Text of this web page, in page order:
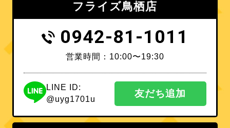
フライズ鳥栖店
0942-81-1011
営業時間：10:00〜19:30
LINE ID:
@uyg1701u
友だち追加